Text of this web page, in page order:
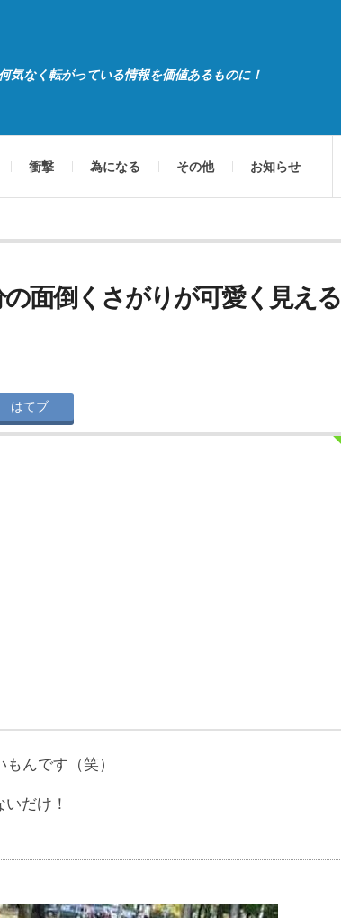
何気なく転がっている情報を価値あるものに！
衝撃 為になる その他 お知らせ
面倒くさがりが可愛く見える
はてブ
んです（笑）
だけ！